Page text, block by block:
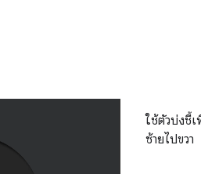
ใช้ตัวบ่งชี้
ซ้ายไปขวา